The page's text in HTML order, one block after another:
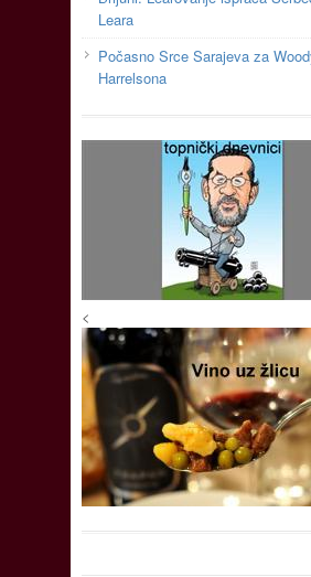
Leara
Počasno Srce Sarajeva za
Harrelsona
<